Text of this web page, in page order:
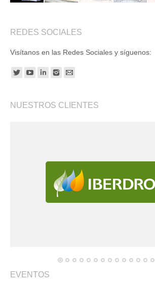
REDES SOCIALES
Visítanos en las Redes Sociales y síguenos:
Find us on:
NUESTROS CLIENTES
EVENTOS